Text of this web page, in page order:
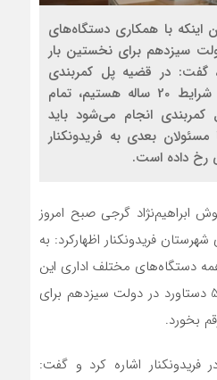
اینکه با همکاری دستگاه‌های
در دولت سیزدهم برای نخستین بار
گفت: در قضیه پل کمربندی
فریدونکنار میراث‌دار یک شرایط 20 ساله هستیم، تمام
انجام می‌شود باید
بعدی به فریدونکنار
رخ داده است.
ابراهیم‌نژاد گرجی صبح امروز
فریدونکنار اظهارکرد: به
دستگاه‌های مختلف اداری این
شهرستان موجب شد که 58 دستاورد در دولت سیزدهم برای
بخورد.
فریدونکنار اشاره کرد و گفت: